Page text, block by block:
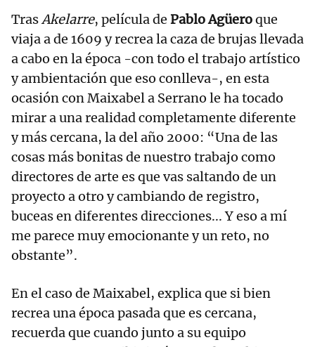
TrasAkelarre, película de Pablo Agüeroque
viaja a de 1609 y recrea la caza de brujas llevada
a cabo en la época -con todo el trabajo artístico
y ambientación que eso conlleva-, en esta
ocasión con Maixabel a Serrano le ha tocado
mirar a una realidad completamente diferente
y más cercana, la del año 2000: “Una de las
cosas más bonitas de nuestro trabajo como
directores de arte es que vas saltando de un
proyecto a otro y cambiando de registro,
buceas en diferentes direcciones... Y eso a mí
me parece muy emocionante y un reto, no
obstante”.
En el caso de Maixabel, explica que si bien
recrea una época pasada que es cercana,
recuerda que cuando junto a su equipo